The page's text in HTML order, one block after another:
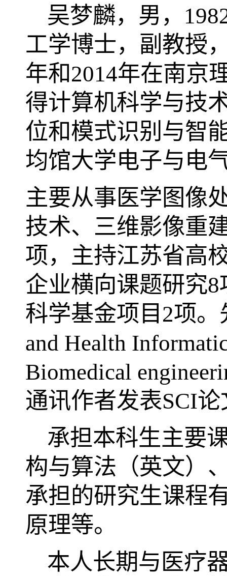
吴梦麟，男，
工学博士，副教授
年和2014年在南京
得计算机科学与技
位和模式识别与智
均馆大学电子与电
主要从事医学图像
技术、三维影像重
项，主持江苏省高
企业横向课题研究8
科学基金项目 2项。
and Health
Biomedical
通讯作者发表SCI论
承担本科生主要
构与算法（英文）
承担的研究生课程
原理等。
本人长期与医疗